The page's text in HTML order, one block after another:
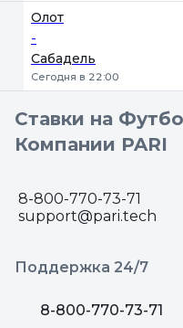
Олот
-
Сабадель
Сегодня в 22:00
Ставки на
Компании PARI
8-800-770-73-71
support@pari.tech
Поддержка 24/7
8-800-770-73-71